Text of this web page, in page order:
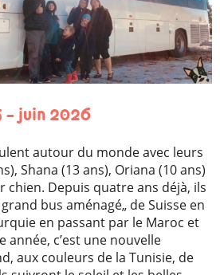
juin 2026
autour du monde avec leurs
Shana (13 ans), Oriana (10 ans)
chien. Depuis quatre ans déjà, ils
bus aménagé„ de Suisse en
en passant par le Maroc et
année, c’est une nouvelle
aux couleurs de la Tunisie, de